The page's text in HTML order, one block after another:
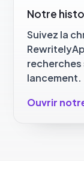
Notre
Suivez la
recherches
lancement.
Ouvrir